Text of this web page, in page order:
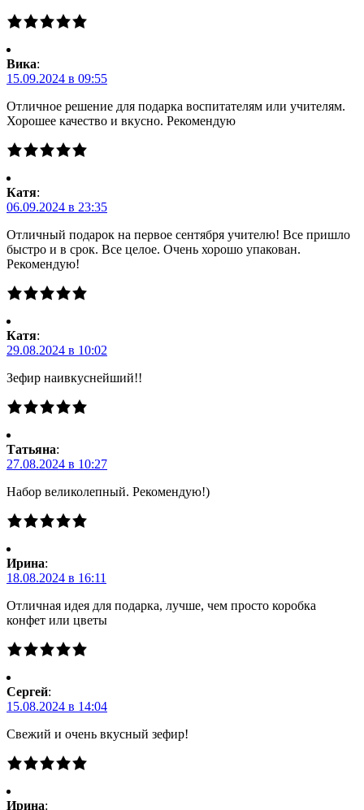
Вика:
15.09.2024 в 09:55
Отличное решение для подарка воспитателям или учителям.
Хорошее качество и вкусно. Рекомендую
Катя:
06.09.2024 в 23:35
Отличный подарок на первое сентября учителю! Все пришло
быстро и в срок. Все целое. Очень хорошо упакован.
Рекомендую!
Катя:
29.08.2024 в 10:02
Зефир наивкуснейший!!
Татьяна:
27.08.2024 в 10:27
Набор великолепный. Рекомендую!)
Ирина:
18.08.2024 в 16:11
Отличная идея для подарка, лучше, чем просто коробка
конфет или цветы
Сергей:
15.08.2024 в 14:04
Свежий и очень вкусный зефир!
Ирина: